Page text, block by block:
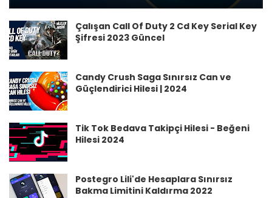
Çalışan Call Of Duty 2 Cd Key Serial Key
Şifresi 2023 Güncel
Candy Crush Saga Sınırsız Can ve
Güçlendirici Hilesi | 2024
Tik Tok Bedava Takipçi Hilesi - Beğeni
Hilesi 2024
Postegro Lili'de Hesaplara Sınırsız
Bakma Limitini Kaldırma 2022